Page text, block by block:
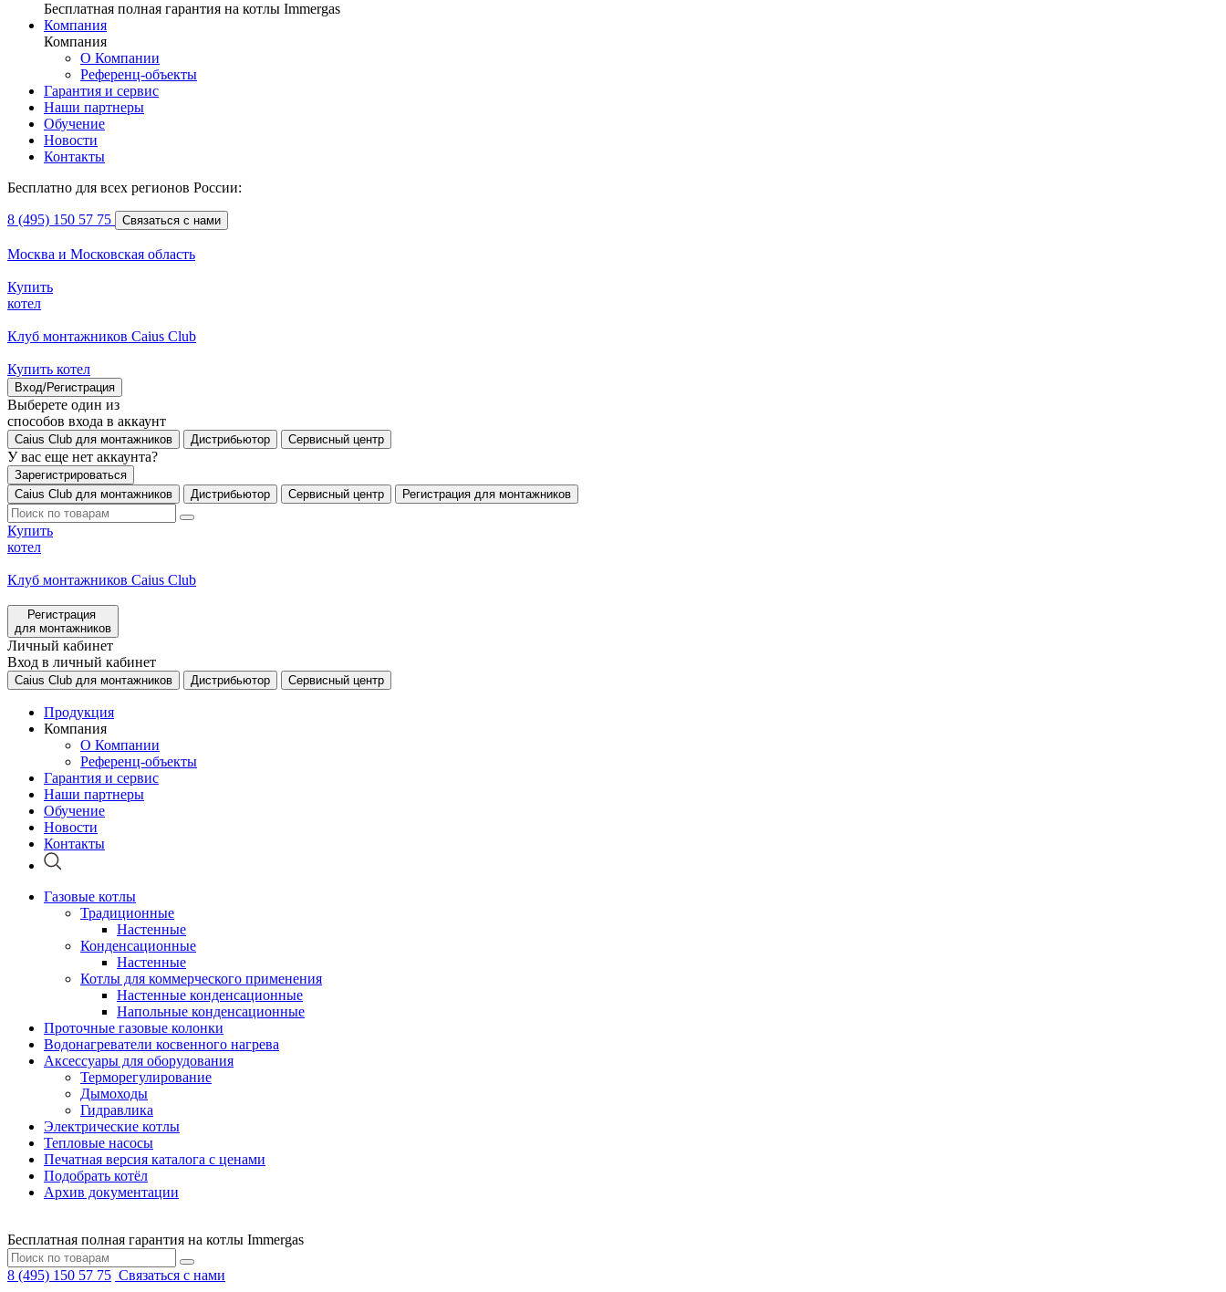
Бесплатная полная гарантия на котлы Immergas
Компания
Компания
О Компании
Референц-объекты
Гарантия и сервис
Наши партнеры
Обучение
Новости
Контакты
Бесплатно для всех регионов России:
8 (495) 150 57 75 Связаться с нами
Москва и Московская область
Купить
котел
Клуб монтажников Caius Club
Купить котел
Вход/Регистрация
Выберете один из
способов входа в аккаунт
Caius Club для монтажников Дистрибьютор Сервисный центр
У вас еще нет аккаунта?
Зарегистрироваться
Caius Club для монтажников
Дистрибьютор Сервисный центр Регистрация для монтажников
Купить
котел
Клуб монтажников Caius Club
Регистрация
для монтажников
Личный кабинет
Вход в личный кабинет
Caius Club для монтажников Дистрибьютор Сервисный центр
Продукция
Компания
О Компании
Референц-объекты
Гарантия и сервис
Наши партнеры
Обучение
Новости
Контакты
Газовые котлы
Традиционные
Настенные
Конденсационные
Настенные
Котлы для коммерческого применения
Настенные конденсационные
Напольные конденсационные
Проточные газовые колонки
Водонагреватели косвенного нагрева
Аксессуары для оборудования
Терморегулирование
Дымоходы
Гидравлика
Электрические котлы
Тепловые насосы
Печатная версия каталога с ценами
Подобрать котёл
Архив документации
Бесплатная полная гарантия на котлы Immergas
8 (495) 150 57 75 Связаться с нами